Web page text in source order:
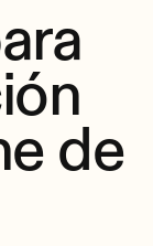
de